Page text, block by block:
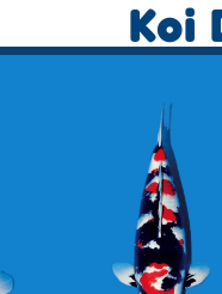
Koi